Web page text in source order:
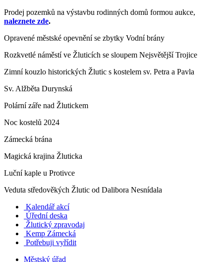
Prodej pozemků na výstavbu rodinných domů formou aukce,
naleznete zde.
Opravené městské opevnění se zbytky Vodní brány
Rozkvetlé náměstí ve Žluticích se sloupem Nejsvětější Trojice
Zimní kouzlo historických Žlutic s kostelem sv. Petra a Pavla
Sv. Alžběta Durynská
Polární záře nad Žlutickem
Noc kostelů 2024
Zámecká brána
Magická krajina Žluticka
Luční kaple u Protivce
Veduta středověkých Žlutic od Dalibora Nesnídala
Kalendář akcí
Úřední deska
Žlutický zpravodaj
Kemp Zámecká
Potřebuji vyřídit
Městský úřad